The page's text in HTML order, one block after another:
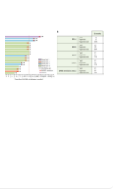
有效治疗系统性红斑